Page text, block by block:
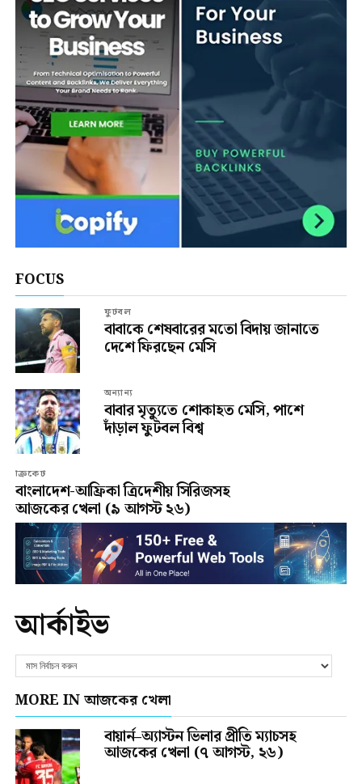
FOCUS
ফুটবল
বাবাকে শেষবারের মতো বিদায় জানাতে
দেশে ফিরছেন মেসি
অন্যান্য
বাবার মৃত্যুতে শোকাহত মেসি, পাশে
দাঁড়াল ফুটবল বিশ্ব
ক্রিকেট
বাংলাদেশ-আফ্রিকা ত্রিদেশীয় সিরিজসহ
আজকের খেলা (৯ আগস্ট ২৬)
আর্কাইভ
MORE IN আজকের খেলা
বায়ার্ন–অ্যাস্টন ভিলার প্রীতি ম্যাচসহ
আজকের খেলা (৭ আগস্ট, ২৬)